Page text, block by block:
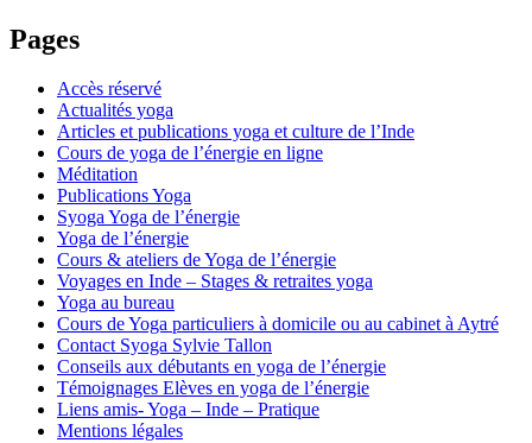
Pages
Accès réservé
Actualités yoga
Articles et publications yoga et culture de l’Inde
Cours de yoga de l’énergie en ligne
Méditation
Publications Yoga
Syoga Yoga de l’énergie
Yoga de l’énergie
Cours & ateliers de Yoga de l’énergie
Voyages en Inde – Stages & retraites yoga
Yoga au bureau
Cours de Yoga particuliers à domicile ou au cabinet à Aytré
Contact Syoga Sylvie Tallon
Conseils aux débutants en yoga de l’énergie
Témoignages Elèves en yoga de l’énergie
Liens amis- Yoga – Inde – Pratique
Mentions légales